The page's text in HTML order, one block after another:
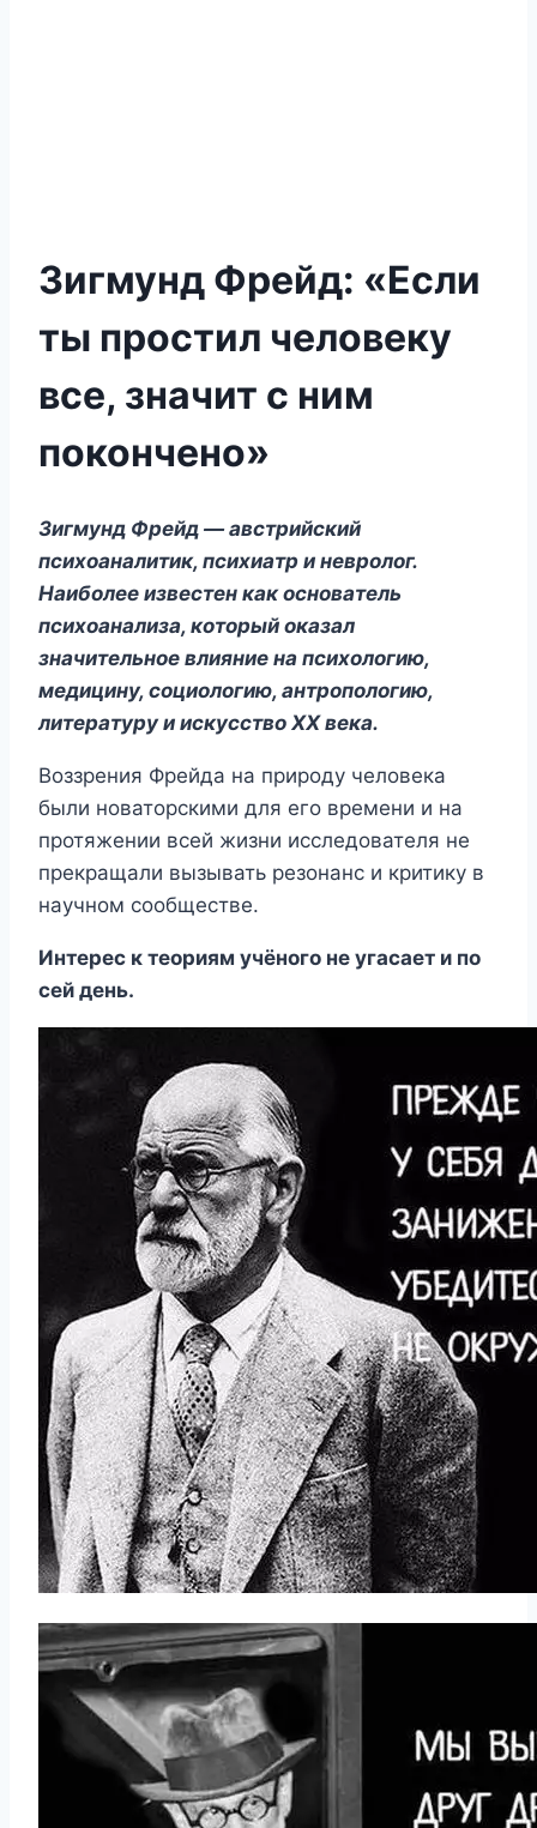
Зигмунд Фрейд: «Если
ты простил человеку
все, значит с ним
покончено»
Зигмунд Фрейд — австрийский
психоаналитик, психиатр и невролог.
Наиболее известен как основатель
психоанализа, который оказал
значительное влияние на психологию,
медицину, социологию, антропологию,
литературу и искусство XX века.
Воззрения Фрейда на природу человека
были новаторскими для его времени и на
протяжении всей жизни исследователя не
прекращали вызывать резонанс и критику в
научном сообществе.
Интерес к теориям учёного не угасает и по
сей день.